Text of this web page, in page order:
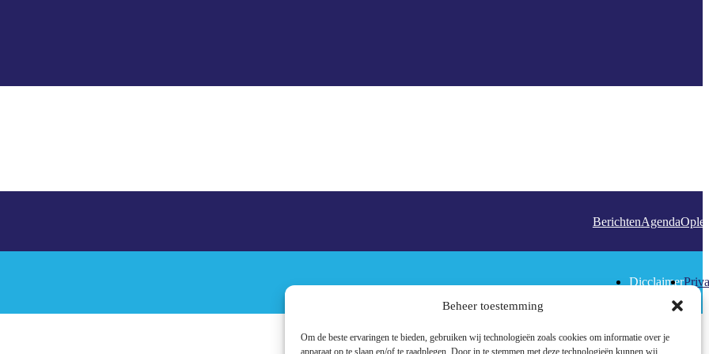
Beheer toestemming
Om de beste ervaringen te bieden, gebruiken wij technologieën zoals cookies om informatie over je
apparaat op te slaan en/of te raadplegen. Door in te stemmen met deze technologieën kunnen wij
BerichtenAgenda
Dicclaimer